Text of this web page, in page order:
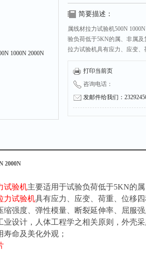
简要描述：
属线材拉力试验机500N
验负荷低于5KN的属、非属
拉力试验机具有应力、应变
拉强度、弯曲强度、压缩强
打印当前页
咨询电话：
发邮件给我们：
2000N
试验机主要适用于试验负荷低于5KN的
力试验机具有应力、应变、荷重、位移
缩强度、弹性模量、断裂延伸率、屈服
业设计，人体工程学之相关原则，外壳
命及美化外观；